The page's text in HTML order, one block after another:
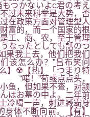
つかないよc君の考え
未来科举是大势，否
在政策方面对管理型人
富的，而一个国家的根
工、商、农，至于管理
なったとしても話のつ
我上去，他们把我们
该怎么办？”吕布笑问
】☢【热】「つまり特
“喏！”荀彧点点头，
鱼，但如果不查，对颍
はお墓の中よ。二年前
喝一声，刺进臧霸身
体不断向前。【有】